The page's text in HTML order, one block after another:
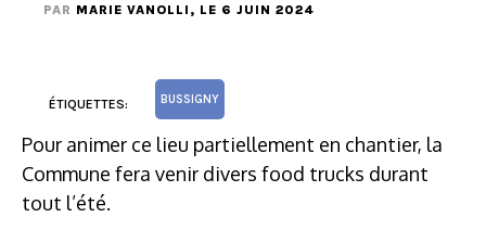
PAR MARIE VANOLLI , LE 6 JUIN 2024
ÉTIQUETTES: BUSSIGNY
Pour animer ce lieu partiellement en chantier, la
Commune fera venir divers food trucks durant
tout l’été.